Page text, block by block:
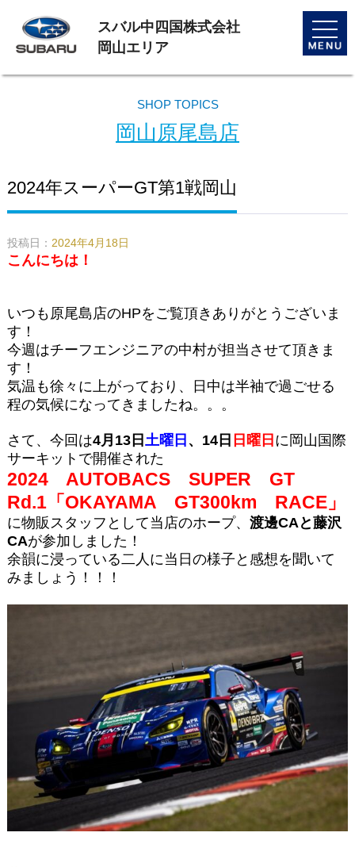
toggle
スバル中四国株式会社
岡山エリア
SHOP TOPICS
岡山原尾島店
2024年スーパーGT第1戦岡山
投稿日： 2024年4月18日
こんにちは！
いつも原尾島店のHPをご覧頂きありがとうございま
す！
今週はチーフエンジニアの中村が担当させて頂きま
す！
気温も徐々に上がっており、日中は半袖で過ごせる
程の気候になってきましたね。。。
さて、今回は4月13日 土曜日 、14日 日曜日 に岡山国際
サーキットで開催された
2024 AUTOBACS SUPER GT
Rd.1「OKAYAMA GT300km RACE」
に物販スタッフとして当店のホープ、 渡邊CAと藤沢
CAが参加しました！
余韻に浸っている二人に当日の様子と感想を聞いて
みましょう！！！